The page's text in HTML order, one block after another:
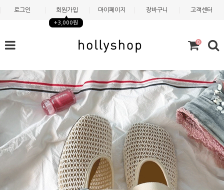
로그인 회원가입
+3,000원
마이페이지 장바구니 고객센터
0